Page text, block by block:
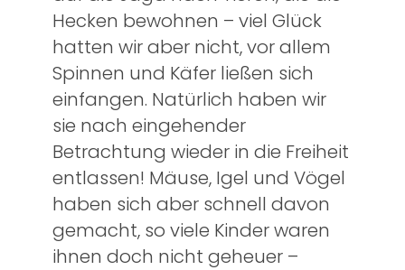
Hecken bewohnen – viel Glück
hatten wir aber nicht, vor allem
Spinnen und Käfer ließen sich
einfangen. Natürlich haben wir
sie nach eingehender
Betrachtung wieder in die Freiheit
entlassen! Mäuse, Igel und Vögel
haben sich aber schnell davon
gemacht, so viele Kinder waren
ihnen doch nicht geheuer –